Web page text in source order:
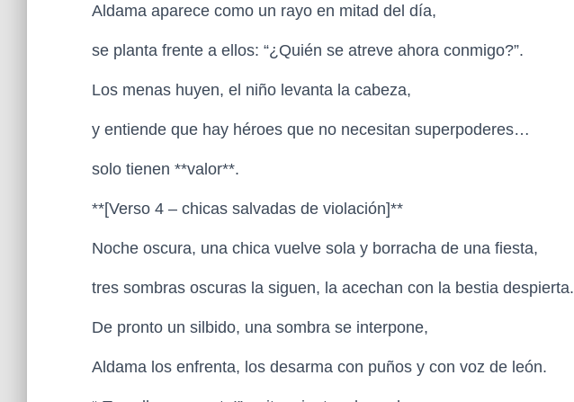
Aldama aparece como un rayo en mitad del día,
se planta frente a ellos: “¿Quién se atreve ahora conmigo?”.
Los menas huyen, el niño levanta la cabeza,
y entiende que hay héroes que no necesitan superpoderes…
solo tienen **valor**.
**[Verso 4 – chicas salvadas de violación]**
Noche oscura, una chica vuelve sola y borracha de una fiesta,
tres sombras oscuras la siguen, la acechan con la bestia despierta.
De pronto un silbido, una sombra se interpone,
Aldama los enfrenta, los desarma con puños y con voz de león.